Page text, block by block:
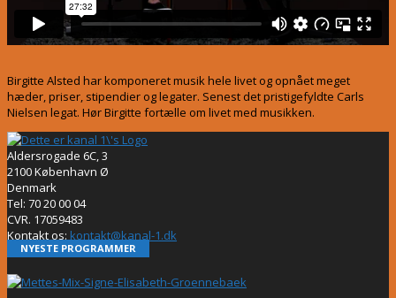
Birgitte Alsted har komponeret musik hele livet og opnået meget
hæder, priser, stipendier og legater. Senest det pristigefyldte Carls
Nielsen legat. Hør Birgitte fortælle om livet med musikken.
Aldersrogade 6C, 3
2100 København Ø
Denmark
Tel: 70 20 00 04
CVR. 17059483
Kontakt os: kontakt@kanal-1.dk
NYESTE PROGRAMMER